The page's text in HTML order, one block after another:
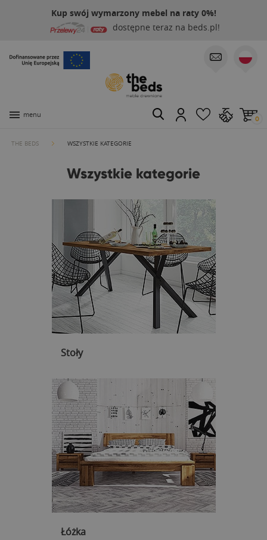
Kup swój wymarzony mebel na raty 0%!
dostępne teraz na beds.pl!
menu 0
THE BEDS WSZYSTKIE KATEGORIE
Wszystkie kategorie
Stoły
Łóżka